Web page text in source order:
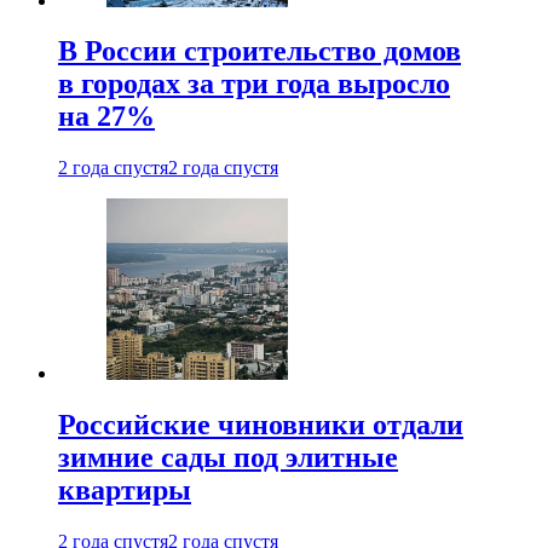
В России строительство домов
в городах за три года выросло
на 27%
2 года спустя2 года спустя
Российские чиновники отдали
зимние сады под элитные
квартиры
2 года спустя2 года спустя